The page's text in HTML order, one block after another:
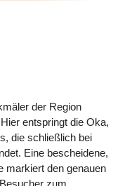
der Region
entspringt die Oka,
die schließlich bei
Eine bescheidene,
markiert den genauen
zum